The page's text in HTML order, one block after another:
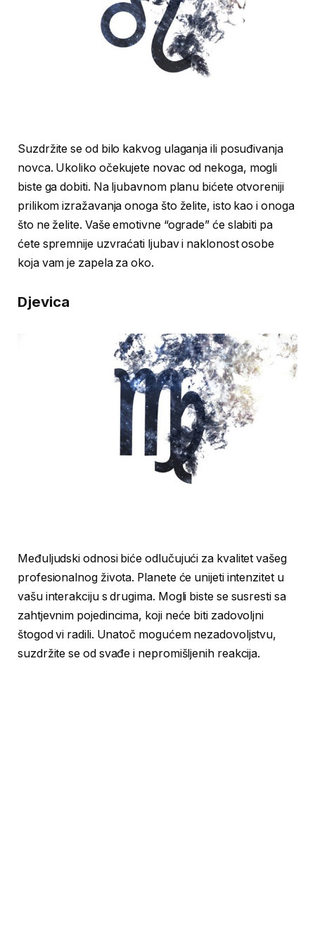
Suzdržite se od bilo kakvog ulaganja ili posuđivanja
novca. Ukoliko očekujete novac od nekoga, mogli
biste ga dobiti. Na ljubavnom planu bićete otvoreniji
prilikom izražavanja onoga što želite, isto kao i onoga
što ne želite. Vaše emotivne “ograde” će slabiti pa
ćete spremnije uzvraćati ljubav i naklonost osobe
koja vam je zapela za oko.
Djevica
Međuljudski odnosi biće odlučujući za kvalitet vašeg
profesionalnog života. Planete će unijeti intenzitet u
vašu interakciju s drugima. Mogli biste se susresti sa
zahtjevnim pojedincima, koji neće biti zadovoljni
štogod vi radili. Unatoč mogućem nezadovoljstvu,
suzdržite se od svađe i nepromišljenih reakcija.